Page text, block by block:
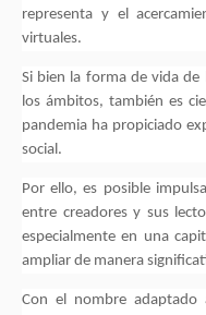
representa y el
virtuales.
Si bien la forma de vida
los ámbitos, también es
pandemia ha propiciado
social.
Por ello, es posible
entre creadores y sus
especialmente en una
ampliar de manera
Con el nombre adaptado